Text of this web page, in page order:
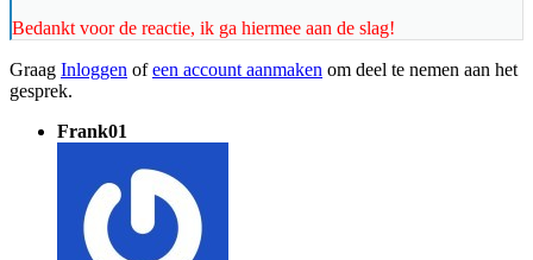
Bedankt voor de reactie, ik ga hiermee aan de slag!
Graag Inloggen ofeen account aanmaken om deel te nemen aan het
gesprek.
Frank01